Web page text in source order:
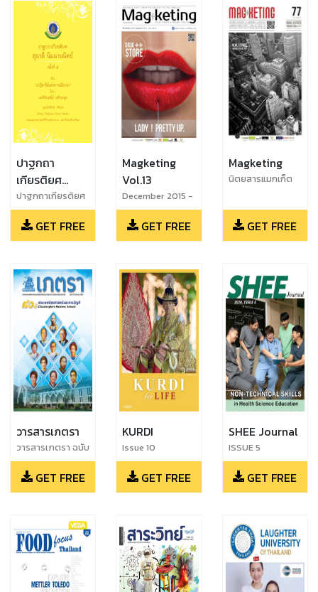
ปาฐกถา
เกียรติยศ
สุมาลี นิมมาน
นิตย์
ปาฐกถาเกียรติยศ
เรื่อง ปาฏิหาริย์แห่ง
การเยียวยา
GET FREE
Magketing
Vol.13
December 2015 -
January 2016
GET FREE
Magketing
นิตยสารแมกเก็ต
ฉบับ 77
GET FREE
วารสารเภตรา
วารสารเภตรา ฉบับ
ที่ 55 เดือนธันวาคม
2561 GET FREE
KURDI
Issue 10
GET FREE
SHEE Journal
ISSUE 5
GET FREE